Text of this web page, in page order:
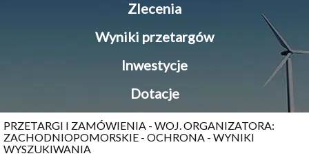
Zlecenia
Wyniki przetargów
Inwestycje
Dotacje
PRZETARGI I ZAMÓWIENIA - WOJ. ORGANIZATORA:
ZACHODNIOPOMORSKIE - OCHRONA - WYNIKI
WYSZUKIWANIA